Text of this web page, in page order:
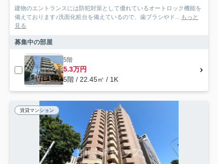
建物のエントランスには防犯対策として優れているオートロック機能を
備えております♪洗面化粧台を備えているので、歯ブラシやド... もっと
見る
募集中の部屋
5階
5.3万円
5階 / 22.45㎡ / 1K
賃貸マンション